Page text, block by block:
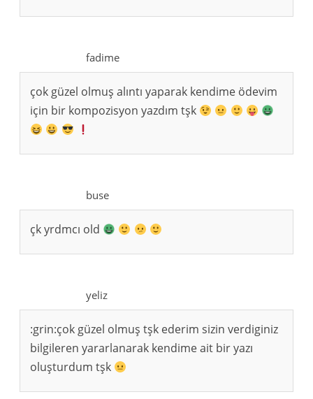
fadime
çok güzel olmuş alıntı yaparak kendime ödevim
için bir kompozisyon yazdım tşk
buse
çk yrdmcı old
yeliz
:grin:çok güzel olmuş tşk ederim sizin verdiginiz
bilgileren yararlanarak kendime ait bir yazı
oluşturdum tşk